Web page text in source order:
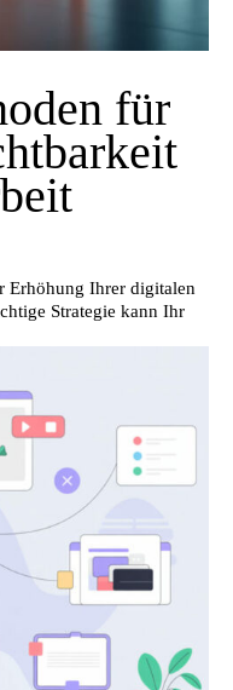
für
Erhöhung Ihrer digitalen
Strategie kann Ihr